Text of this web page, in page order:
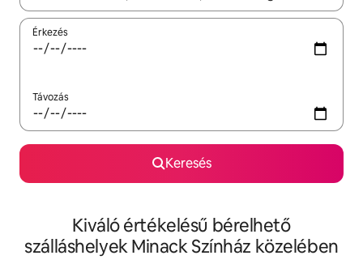
Érkezés
Távozás
Keresés
Kiváló értékelésű bérelhető
szálláshelyek Minack Színház közelében